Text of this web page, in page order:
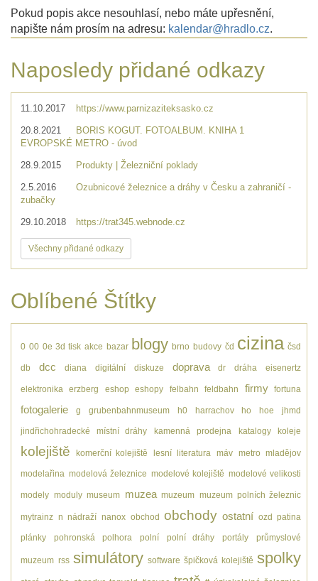
Pokud popis akce nesouhlasí, nebo máte upřesnění,
napište nám prosím na adresu: kalendar@hradlo.cz.
Naposledy přidané odkazy
11.10.2017 https://www.parnizaziteksasko.cz
20.8.2021
BORIS KOGUT. FOTOALBUM. KNIHA 1
EVROPSKÉ METRO - úvod
28.9.2015 Produkty | Železniční poklady
2.5.2016
Ozubnicové železnice a dráhy v Česku a zahraničí -
zubačky
29.10.2018 https://trat345.webnode.cz
Všechny přidané odkazy
Oblíbené Štítky
0 00 0e 3d tisk akce bazar blogy brno budovy čd cizina čsd
db dcc diana digitální diskuze doprava dr dráha eisenertz
elektronika erzberg eshop eshopy felbahn feldbahn firmy fortuna
fotogalerie g grubenbahnmuseum h0 harrachov ho hoe jhmd
jindřichohradecké místní dráhy kamenná prodejna katalogy koleje
kolejiště komerční kolejiště lesní literatura máv metro mladějov
modelařina modelová železnice modelové kolejiště modelové velikosti
modely moduly museum muzea muzeum muzeum polních železnic
mytrainz n nádraží nanox obchod obchody ostatní ozd patina
plánky pohronská polhora polní polní dráhy portály průmyslové
muzeum rss simulátory software špičková kolejiště spolky